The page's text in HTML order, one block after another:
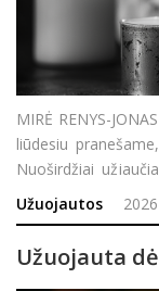
MIRĖ RENYS-
liūdesiu
Nuoširdžiai
pažinojo.
Sekmadienį nuo 13
Užuojautos
Užuojauta